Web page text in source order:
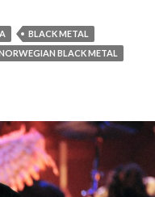
BLACK METAL
BLACK METAL